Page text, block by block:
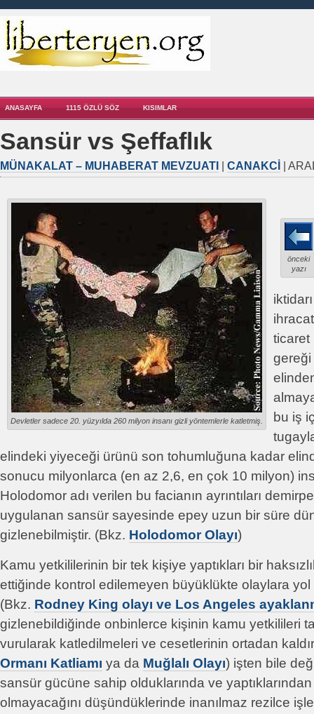
ANASAYFA 1115 ÖZLÜ SÖZ KISIMLAR
Sansür vs Şeffaflık
MÜNAKALAT – MUHABERAT MEVZUATI CANAKCI |
Devletler sadece 20. yüzyılda 260 milyon insanı gizli yöntemlerle katletmiş.
önceki
yazı
ticaret
gereği
bu iş
elindeki yiyeceği ürünü son tohumluğuna kadar
sonucu milyonlarca (en az 2,6, en çok 10 milyon)
Holodomor adı verilen bu facianın ayrıntıları
uygulanan sansür sayesinde epey uzun bir süre
gizlenebilmiştir. (Bkz. Holodomor Olayı)
Kamu yetkililerinin bir tek kişiye yaptıkları bir
ettiğinde kontrol edilemeyen büyüklükte olaylara
(Bkz. Rodney King olayı ve Los Angeles
gizlenebildiğinde onbinlerce kişinin kamu yetkilileri
vurularak katledilmeleri ve cesetlerinin ortadan
Ormanı Katliamı ya da Muğlalı Olayı) işten bile
sansür gücüne sahip olduklarında ve
olmayacağını düşündüklerinde inanılmaz rezilce